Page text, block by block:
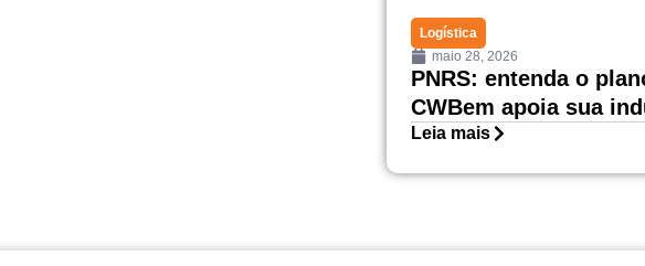
Logística
maio 28, 2026
PNRS: entenda o
CWBem apoia sua
Leia mais